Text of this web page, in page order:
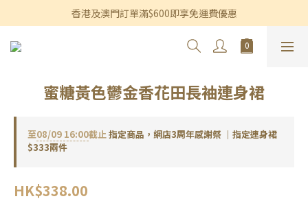
香港及澳門訂單滿$600即享免運費優惠
香港及澳門訂單滿$600即享免運費優惠
3個月內買滿$1,200可享永久九折優惠
蜜糖黃色鬱金香花田長袖連身裙
至08/09 16:00截止指定商品，網店3周年感謝祭 ｜指定連身裙
$333兩件
HK$338.00